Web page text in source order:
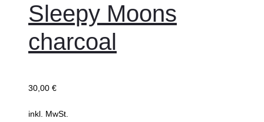
Sleepy Moons
charcoal
30,00 €
inkl. MwSt.